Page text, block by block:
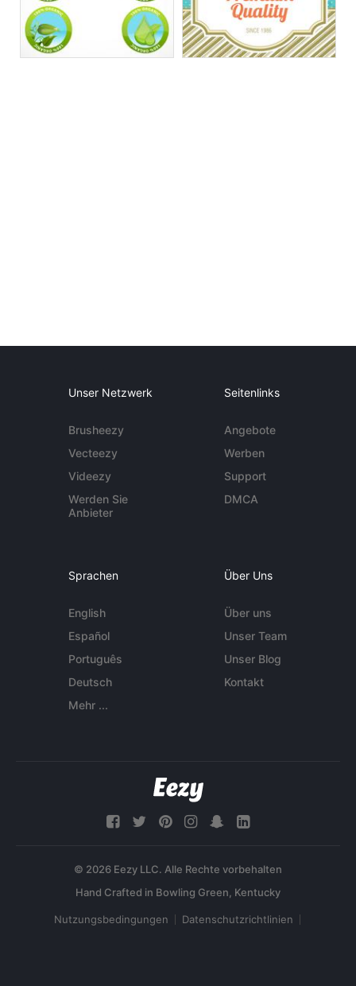
Unser Netzwerk
Brusheezy
Vecteezy
Videezy
Werden Sie
Anbieter
Seitenlinks
Angebote
Werben
Support
DMCA
Sprachen
English
Español
Português
Deutsch
Mehr ...
Über Uns
Über uns
Unser Team
Unser Blog
Kontakt
© 2026 Eezy LLC. Alle Rechte vorbehalten
Nutzungsbedingungen Datenschutzrichtlinien